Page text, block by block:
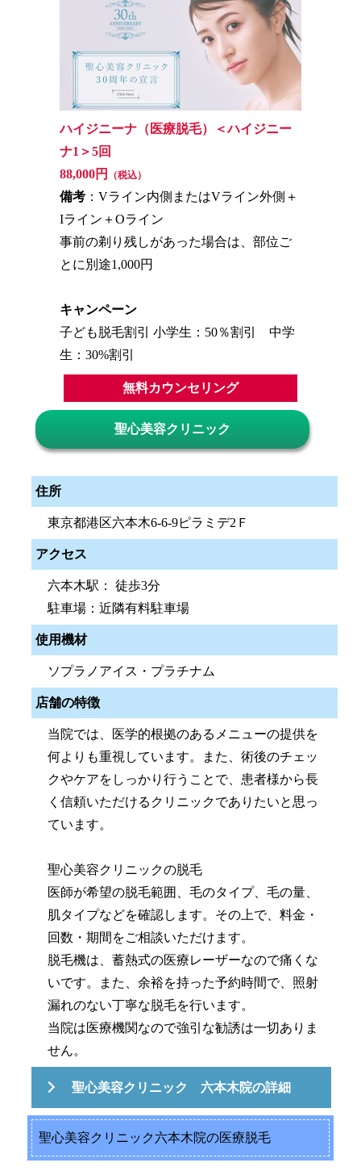
ハイジニーナ（医療脱毛）＜ハイジニー
ナ1＞5回
88,000円
（税込）
備考 ：Vライン内側またはVライン外側＋
Iライン＋Oライン
事前の剃り残しがあった場合は、部位ご
とに別途1,000円
キャンペーン
子ども脱毛割引 小学生：50％割引 中学
生：30%割引
無料カウンセリング
聖心美容クリニック
住所
東京都港区六本木6-6-9ピラミデ2Ｆ
アクセス
六本木駅： 徒歩3分
駐車場：近隣有料駐車場
使用機材
ソプラノアイス・プラチナム
店舗の特徴
当院では、医学的根拠のあるメニューの提供を
何よりも重視しています。また、術後のチェッ
クやケアをしっかり行うことで、患者様から長
く信頼いただけるクリニックでありたいと思っ
ています。
聖心美容クリニックの脱毛
医師が希望の脱毛範囲、毛のタイプ、毛の量、
肌タイプなどを確認します。その上で、料金・
回数・期間をご相談いただけます。
脱毛機は、蓄熱式の医療レーザーなので痛くな
いです。また、余裕を持った予約時間で、照射
漏れのない丁寧な脱毛を行います。
当院は医療機関なので強引な勧誘は一切ありま
せん。
聖心美容クリニック 六本木院の詳細
聖心美容クリニック六本木院の医療脱毛